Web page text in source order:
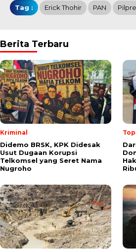
Tag : Erick Thohir PAN
Berita Terbaru
Kriminal
Didemo BRSK, KPK Didesak
Usut Dugaan Korupsi
Telkomsel yang Seret Nama
Nugroho